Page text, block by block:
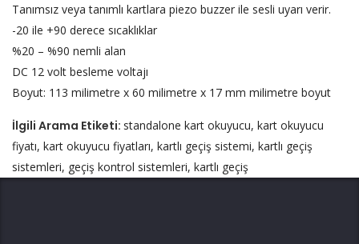
Tanımsız veya tanımlı kartlara piezo buzzer ile sesli uyarı verir.
-20 ile +90 derece sıcaklıklar
%20 – %90 nemli alan
DC 12 volt besleme voltajı
Boyut: 113 milimetre x 60 milimetre x 17 mm milimetre boyut
İlgili Arama Etiketi: standalone kart okuyucu, kart okuyucu
fiyatı, kart okuyucu fiyatları, kartlı geçiş sistemi, kartlı geçiş
sistemleri, geçiş kontrol sistemleri, kartlı geçiş